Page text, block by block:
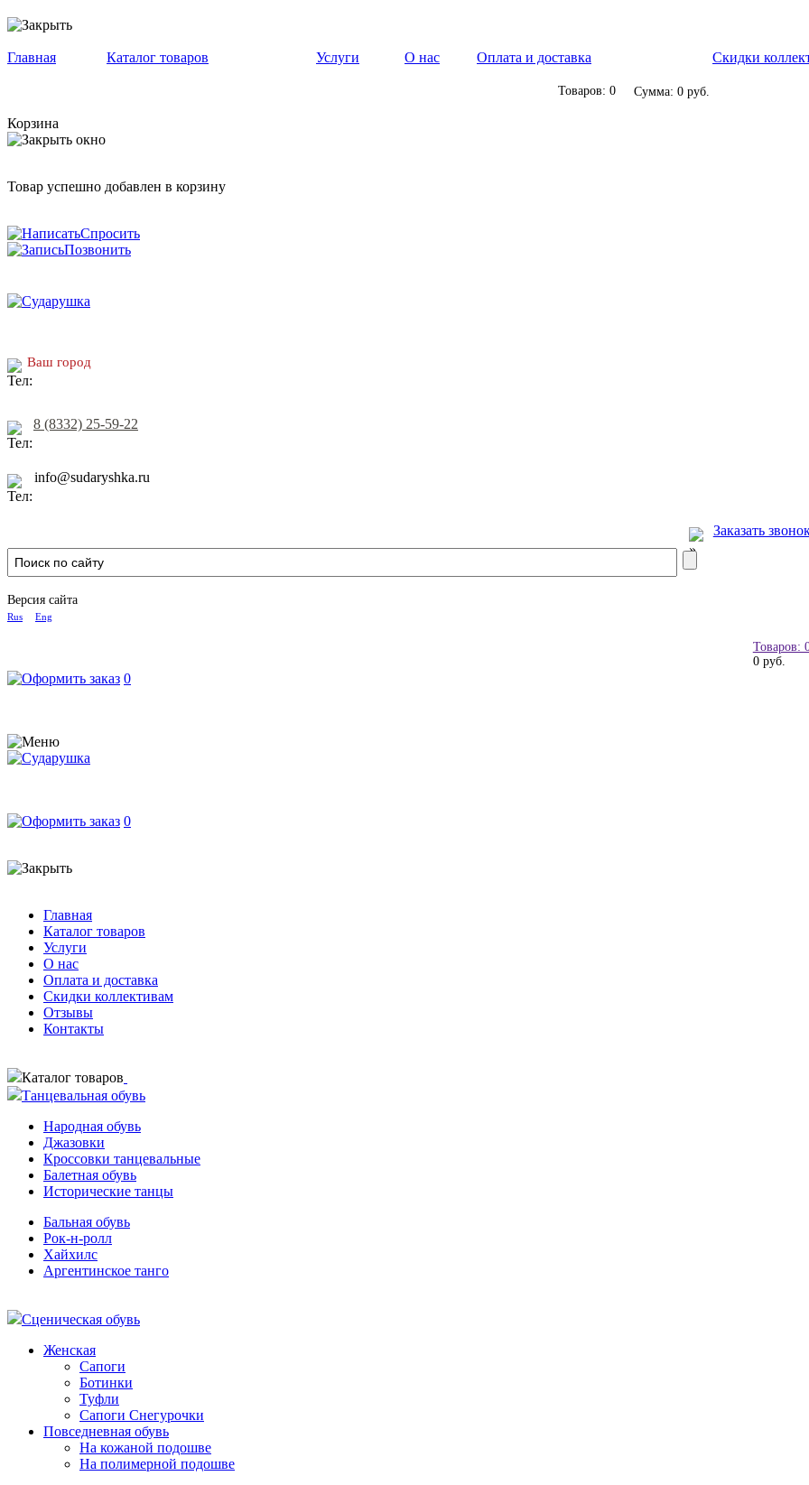
Главная Каталог товаров Услуги О нас Оплата и доставка Скидки
Товаров: 0 Сумма: 0 руб.
Корзина
Товар успешно добавлен в корзину
Спросить
Позвонить
Ваш город
8 (8332) 25-59-22
info@sudaryshka.ru
Заказать
Версия сайта
Rus Eng
Товаров:
0 руб.
0
0
Главная
Каталог товаров
Услуги
О нас
Оплата и доставка
Скидки коллективам
Отзывы
Контакты
Каталог товаров
Танцевальная обувь
Народная обувь
Джазовки
Кроссовки танцевальные
Балетная обувь
Исторические танцы
Бальная обувь
Рок-н-ролл
Хайхилс
Аргентинское танго
Сценическая обувь
Женская
Сапоги
Ботинки
Туфли
Сапоги Снегурочки
Повседневная обувь
На кожаной подошве
На полимерной подошве